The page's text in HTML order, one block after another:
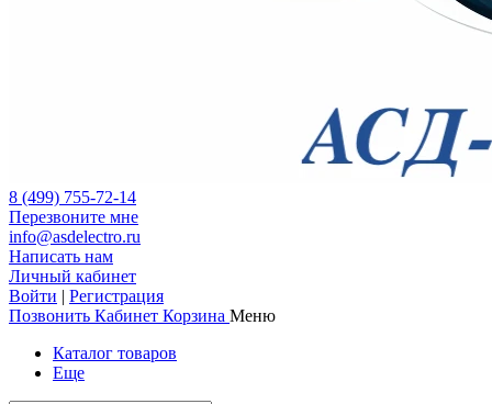
8 (499) 755-72-14
Перезвоните мне
info@asdelectro.ru
Написать нам
Личный кабинет
Войти | Регистрация
Позвонить Кабинет Корзина Меню
Каталог товаров
Еще